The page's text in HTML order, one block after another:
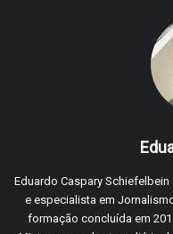
Eduardo Caspary
e especialista em
formação concluída em